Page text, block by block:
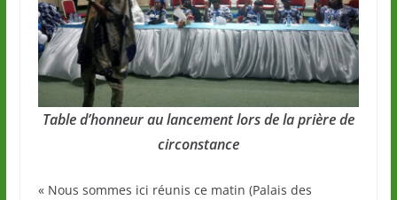
Table d’honneur au lancement lors de la prière de
circonstance
« Nous sommes ici réunis ce matin (Palais des